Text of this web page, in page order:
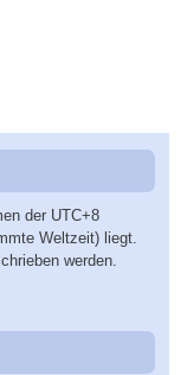
der UTC+8
Weltzeit) liegt.
werden.